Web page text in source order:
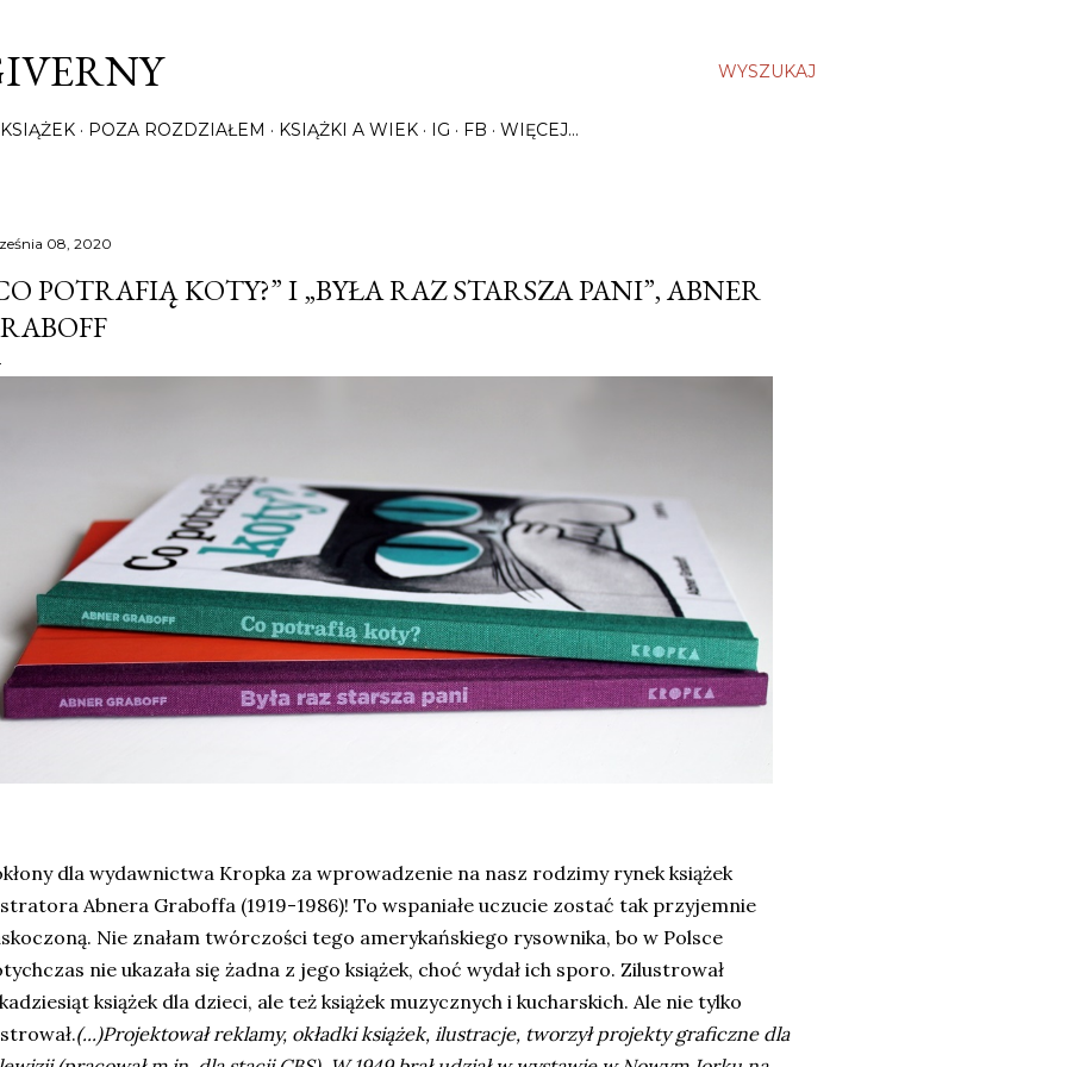
WYSZUKAJ
POZA ROZDZIAŁEM KSIĄŻKI A WIEK IG FB WIĘCEJ…
08, 2020
POTRAFIĄ KOTY?” I „BYŁA RAZ STARSZA PANI”, ABNER
dla wydawnictwa Kropka za wprowadzenie na nasz rodzimy rynek książek
Abnera Graboffa (1919-1986)! To wspaniałe uczucie zostać tak przyjemnie
Nie znałam twórczości tego amerykańskiego rysownika, bo w Polsce
nie ukazała się żadna z jego książek, choć wydał ich sporo. Zilustrował
książek dla dzieci, ale też książek muzycznych i kucharskich. Ale nie tylko
(...)Projektował reklamy, okładki książek, ilustracje, tworzył projekty graficzne dla